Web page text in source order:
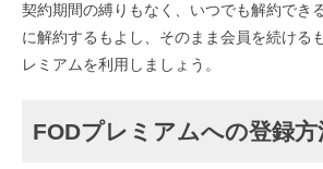
契約期間の縛りもなく、いつでも解約でき
に解約するもよし、そのまま会員を続ける
レミアムを利用しましょう。
FODプレミアムへの登録方